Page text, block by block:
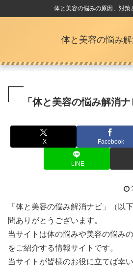
体と美容の悩みの原因、対策
体と美容の悩み
「体と美容の悩み解消
X Facebook
LINE
「体と美容の悩み解消ナビ」（以
問ありがとうございます。
当サイトは体の悩みや美容の悩み
をご紹介する情報サイトです。
当サイトが皆様のお役に立てば幸い